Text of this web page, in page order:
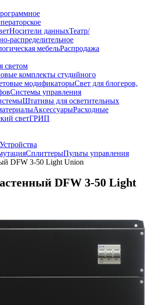
Носители данныхТеатр/
распределительное
мебельРаспродажа
светом
комплекты студийного
модификаторыСвет для блогеров,
Системы управления
Штативы для осветительных
АксессуарыРасходные
светГРИП
Устройства
СплиттерыПульты управления
DFW 3-50 Light Union
DFW 3-50 Light